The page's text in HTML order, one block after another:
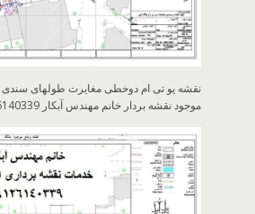
نقشه یو تی ام دوخطی مغایرت طولهای
موجود نقشه بردار خانم مهندس آبکار 09126140339